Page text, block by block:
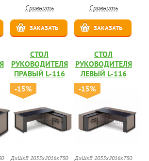
Сравнить
ЗАКАЗАТЬ
Сравнить
ЗАКАЗАТЬ
СТОЛ
РУКОВОДИТЕЛЯ
ПРАВЫЙ L-116
-15%
ДхШхВ 2035х2016х750
СТОЛ
РУКОВОДИТЕЛЯ
ЛЕВЫЙ L-116
-15%
ДхШхВ 2035х2016х750